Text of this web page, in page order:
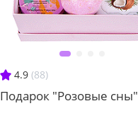
4.9 (88)
Подарок "Розовые сны"